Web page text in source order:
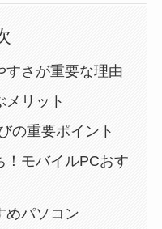
すさが重要な理由
メリット
の重要ポイント
！モバイルPCおす
めパソコン